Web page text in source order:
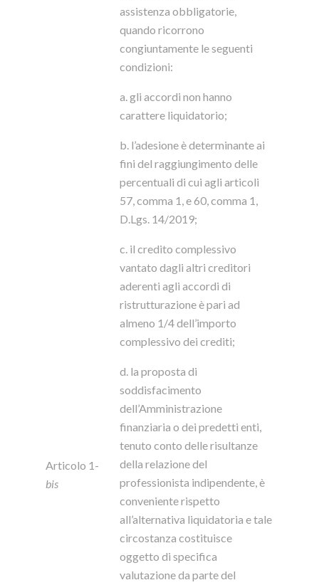
Articolo 1-
bis
assistenza obbligatorie,
quando ricorrono
congiuntamente le seguenti
condizioni:
a. gli accordi non hanno
carattere liquidatorio;
b. l’adesione è determinante ai
fini del raggiungimento delle
percentuali di cui agli articoli
57, comma 1, e 60, comma 1,
D.Lgs. 14/2019;
c. il credito complessivo
vantato dagli altri creditori
aderenti agli accordi di
ristrutturazione è pari ad
almeno 1/4 dell’importo
complessivo dei crediti;
d. la proposta di
soddisfacimento
dell’Amministrazione
finanziaria o dei predetti enti,
tenuto conto delle risultanze
della relazione del
professionista indipendente, è
conveniente rispetto
all’alternativa liquidatoria e tale
circostanza costituisce
oggetto di specifica
valutazione da parte del